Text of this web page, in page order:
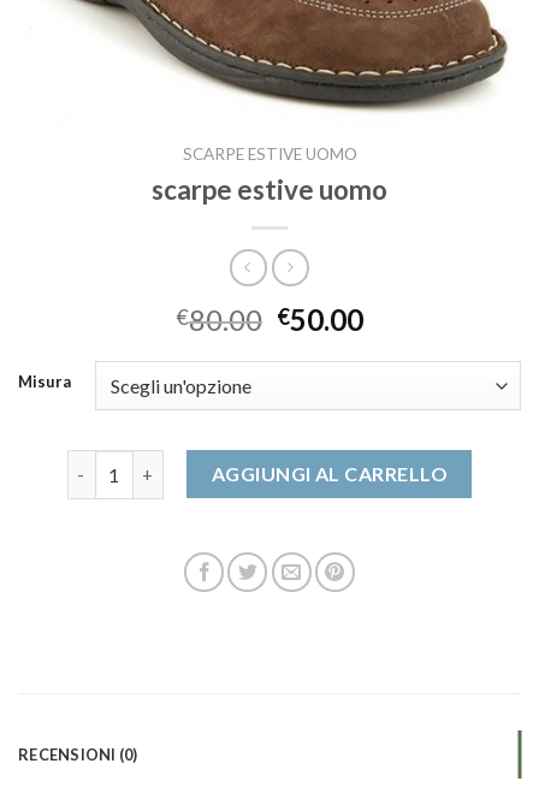
SCARPE ESTIVE UOMO
scarpe estive uomo
€80.00 €50.00
Misura
scarpe estive uomo quantitàAGGIUNGI AL CARRELLO
RECENSIONI (0)